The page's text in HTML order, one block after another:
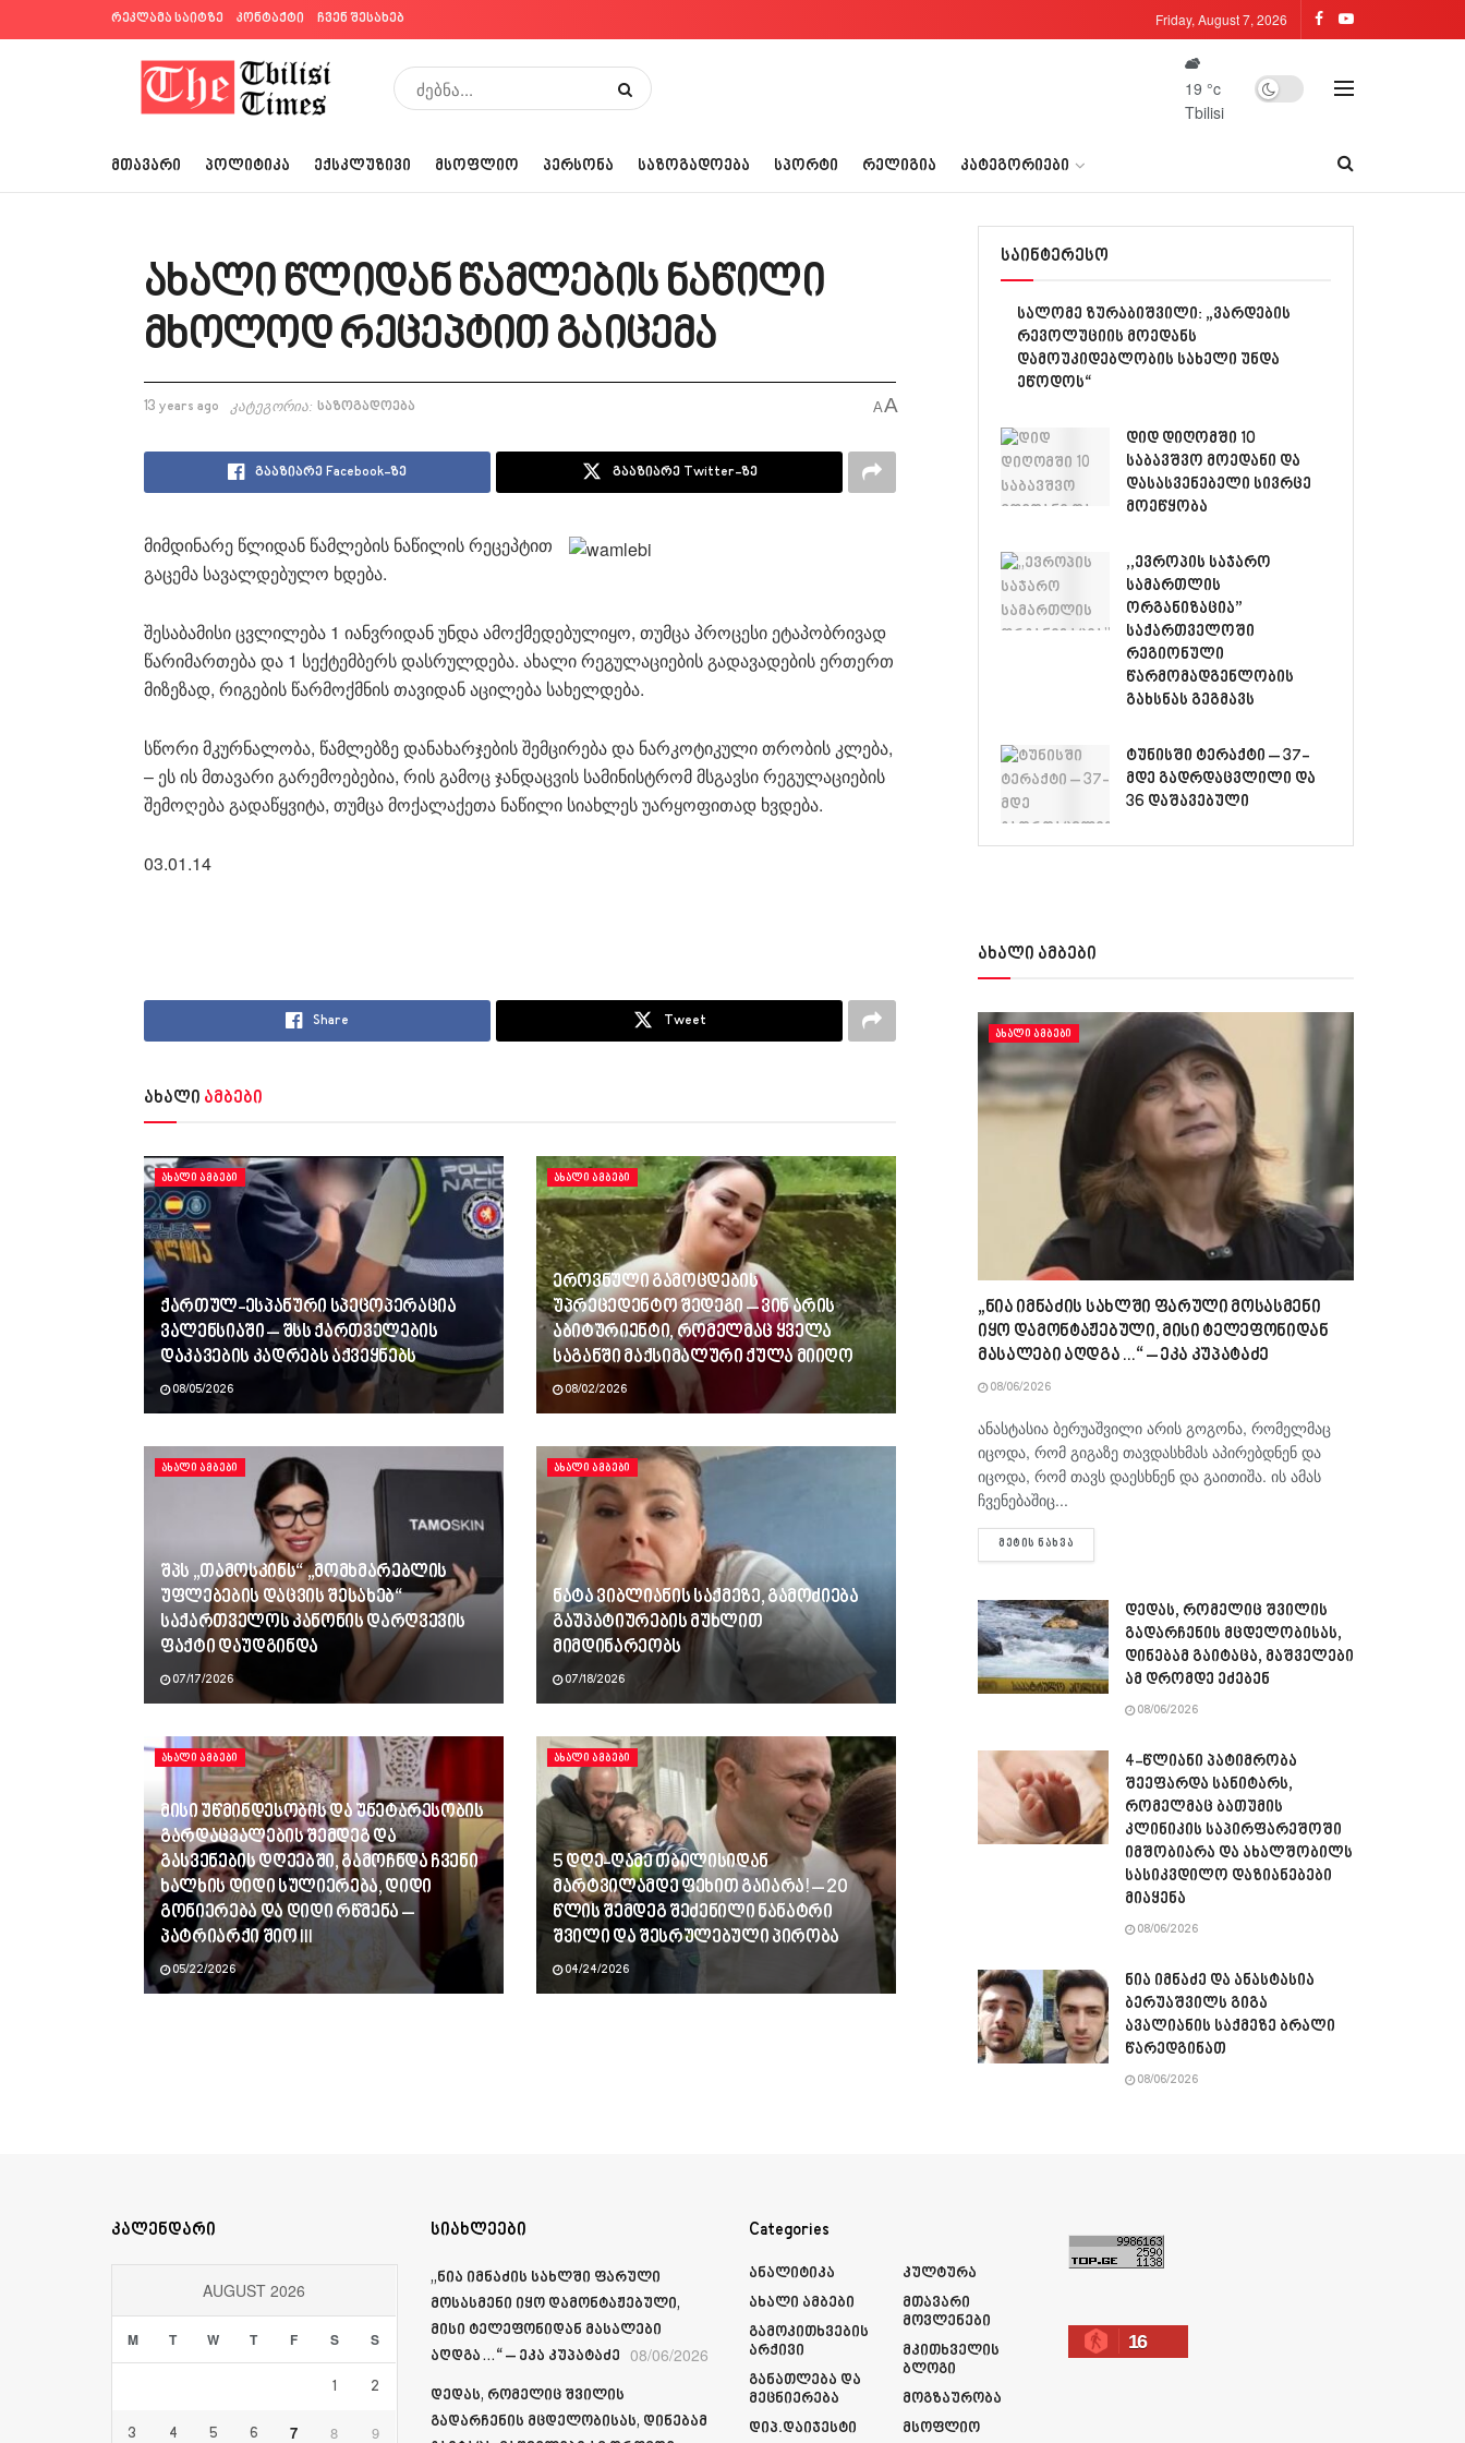
რეკლამა საიტზე კონტაქტი ჩვენ შესახებ Friday, August 7, 2026
19 °c
Tbilisi
ᲛᲗᲐᲕᲐᲠᲘ ᲞᲝᲚᲘᲢᲘᲙᲐ ᲔᲥᲡᲙᲚᲣᲖᲘᲕᲘ ᲛᲡᲝᲤᲚᲘᲝ ᲞᲔᲠᲡᲝᲜᲐ ᲡᲐᲖᲝᲒᲐᲓᲝᲔᲑᲐ ᲡᲞᲝᲠᲢᲘ ᲠᲔᲚᲘᲒᲘᲐ ᲙᲐᲢᲔᲒᲝᲠᲘᲔᲑᲘ
ახალი წლიდან წამლების ნაწილი
მხოლოდ რეცეპტით გაიცემა
13 years ago კატეგორია: საზოგადოება AA
გააზიარე Facebook-ზე გააზიარე Twitter-ზე
მიმდინარე წლიდან წამლების ნაწილის რეცეპტით
გაცემა სავალდებულო ხდება.
შესაბამისი ცვლილება 1 იანვრიდან უნდა ამოქმედებულიყო, თუმცა პროცესი ეტაპობრივად
წარიმართება და 1 სექტემბერს დასრულდება. ახალი რეგულაციების გადავადების ერთერთ
მიზეზად, რიგების წარმოქმნის თავიდან აცილება სახელდება.
სწორი მკურნალობა, წამლებზე დანახარჯების შემცირება და ნარკოტიკული თრობის კლება,
– ეს ის მთავარი გარემოებებია, რის გამოც ჯანდაცვის სამინისტრომ მსგავსი რეგულაციების
შემოღება გადაწყვიტა, თუმცა მოქალაქეთა ნაწილი სიახლეს უარყოფითად ხვდება.
03.01.14
Share Tweet
ახალი ამბები
ᲐᲮᲐᲚᲘ ᲐᲛᲑᲔᲑᲘ
ქართულ-ესპანური სპეცოპერაცია
ვალენსიაში – შსს ქართველების
დაკავების კადრებს აქვეყნებს
08/05/2026
ᲐᲮᲐᲚᲘ ᲐᲛᲑᲔᲑᲘ
ეროვნული გამოცდების
უპრეცედენტო შედეგი – ვინ არის
აბიტურიენტი, რომელმაც ყველა
საგანში მაქსიმალური ქულა მიიღო
08/02/2026
ᲐᲮᲐᲚᲘ ᲐᲛᲑᲔᲑᲘ
შპს „თამოსკინს“ „მომხმარებლის
უფლებების დაცვის შესახებ“
საქართველოს კანონის დარღვევის
ფაქტი დაუდგინდა
07/17/2026
ᲐᲮᲐᲚᲘ ᲐᲛᲑᲔᲑᲘ
ნატა ვიბლიანის საქმეზე, გამოძიება
გაუპატიურების მუხლით
მიმდინარეობს
07/18/2026
ᲐᲮᲐᲚᲘ ᲐᲛᲑᲔᲑᲘ
მისი უწმინდესობის და უნეტარესობის
გარდაცვალების შემდეგ და
გასვენების დღეებში, გამოჩნდა ჩვენი
ხალხის დიდი სულიერება, დიდი
გონიერება და დიდი რწმენა –
პატრიარქი შიო III
05/22/2026
ᲐᲮᲐᲚᲘ ᲐᲛᲑᲔᲑᲘ
5 დღე-ღამე თბილისიდან
მარტვილამდე ფეხით გაიარა! – 20
წლის შემდეგ შეძენილი ნანატრი
შვილი და შესრულებული პირობა
04/24/2026
საინტერესო
სალომე ზურაბიშვილი: „ვარდების
რევოლუციის მოედანს
დამოუკიდებლობის სახელი უნდა
ეწოდოს“
დიდ დიღომში 10
საბავშვო მოედანი და
დასასვენებელი სივრცე
მოეწყობა
,,ევროპის საჯარო
სამართლის
ორგანიზაცია”
საქართველოში
რეგიონული
წარმომადგენლობის
გახსნას გეგმავს
ტუნისში ტერაქტი – 37-
მდე გადრდაცვლილი და
36 დაშავებული
ახალი ამბები
ᲐᲮᲐᲚᲘ ᲐᲛᲑᲔᲑᲘ
„ნია იმნაძის სახლში ფარული მოსასმენი
იყო დამონტაჟებული, მისი ტელეფონიდან
მასალები აღდგა…“ – ეკა კუპატაძე
08/06/2026
ანასტასია ბერუაშვილი არის გოგონა, რომელმაც
იცოდა, რომ გიგაზე თავდასხმას აპირებდნენ და
იცოდა, რომ თავს დაესხნენ და გაითიშა. ის ამას
ჩვენებაშიც...
ᲛᲔᲢᲘᲡ ᲜᲐᲮᲕᲐ
დედას, რომელიც შვილის
გადარჩენის მცდელობისას,
დინებამ გაიტაცა, მაშველები
ამ დრომდე ეძებენ
08/06/2026
4-წლიანი პატიმრობა
შეეფარდა სანიტარს,
რომელმაც ბათუმის
კლინიკის საპირფარეშოში
იმშობიარა და ახალშობილს
სასიკვდილო დაზიანებები
მიაყენა
08/06/2026
ნია იმნაძე და ანასტასია
ბერუაშვილს გიგა
ავალიანის საქმეზე ბრალი
წარედგინათ
08/06/2026
კალენდარი
AUGUST 2026
M T W T F S S
1 2
3 4 5 6 7 8 9
სიახლეები
„ნია იმნაძის სახლში ფარული
მოსასმენი იყო დამონტაჟებული,
მისი ტელეფონიდან მასალები
აღდგა…“ – ეკა კუპატაძე 08/06/2026
დედას, რომელიც შვილის
გადარჩენის მცდელობისას, დინებამ
Categories
Ანალიტიკა
Ახალი Ამბები
Გამოკითხვების
Არქივი
Განათლება Და
Მეცნიერება
Დიპ.დაიჯესტი
Კულტურა
Მთავარი
Მოვლენები
Მკითხველის
Ბლოგი
Მოგზაურობა
Მსოფლიო
16